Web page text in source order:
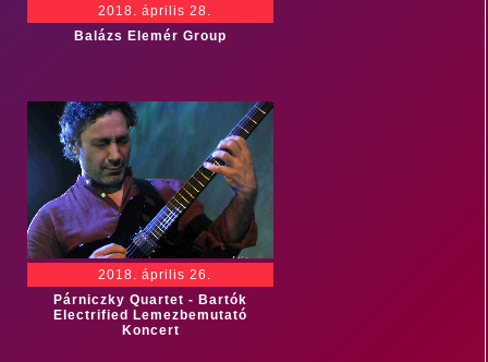
2018. április 28.
Balázs Elemér Group
2018. április 26.
Párniczky Quartet - Bartók
Electrified Lemezbemutató
Koncert